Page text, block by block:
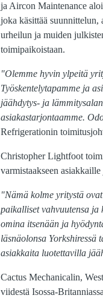
ja Aircon Maintenance
joka käsittää suunnittelun,
urheilun ja muiden
toimipaikoistaan.
"Olemme hyvin ylpeitä
Työskentelytapamme ja
jäähdytys- ja
asiakastarjontaamme.
Refrigerationin
Christopher Lightfoot
varmistaakseen
"Nämä kolme yritystä
paikalliset vahvuutensa ja
omina itsenään ja
läsnäolonsa Yorkshiressä
asiakkaita luotettavilla
Cactus Mechanicalin,
viidestä Isossa-